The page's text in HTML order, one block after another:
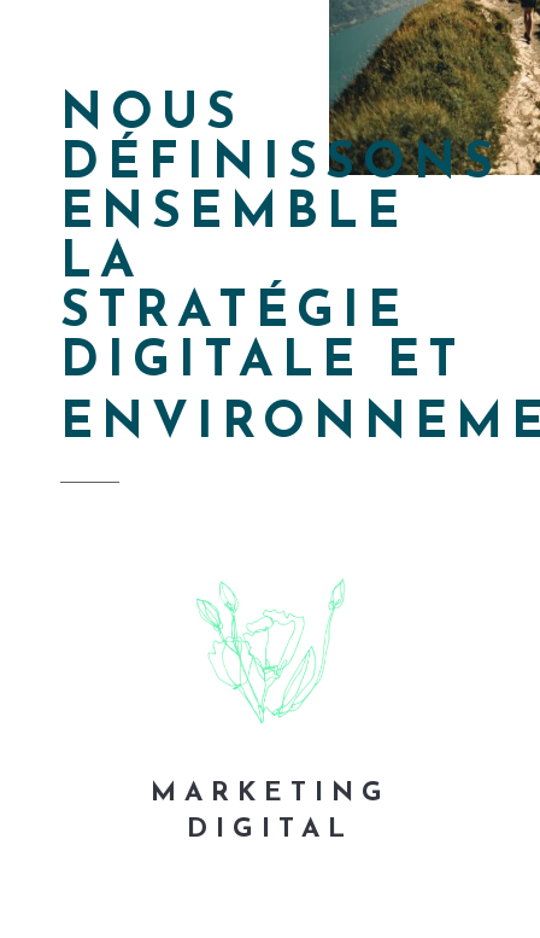
NOUS
DÉFINISSONS
ENSEMBLE
LA
STRATÉGIE
DIGITALE ET
MARKETING
DIGITAL